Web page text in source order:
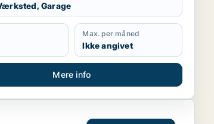
Garage
Max. per måned
Ikke angivet
Mere info